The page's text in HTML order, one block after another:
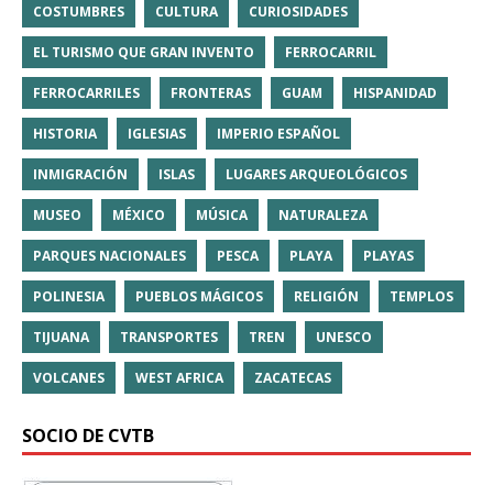
COSTUMBRES CULTURA CURIOSIDADES
EL TURISMO QUE GRAN INVENTO FERROCARRIL
FERROCARRILES FRONTERAS GUAM HISPANIDAD
HISTORIA IGLESIAS IMPERIO ESPAÑOL
INMIGRACIÓN ISLAS LUGARES ARQUEOLÓGICOS
MUSEO MÉXICO MÚSICA NATURALEZA
PARQUES NACIONALES PESCA PLAYA PLAYAS
POLINESIA PUEBLOS MÁGICOS RELIGIÓN TEMPLOS
TIJUANA TRANSPORTES TREN UNESCO
VOLCANES WEST AFRICA ZACATECAS
SOCIO DE CVTB